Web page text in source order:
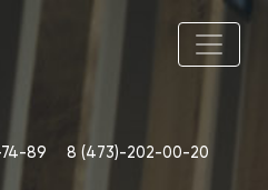
89
8 (473)-202-00-20